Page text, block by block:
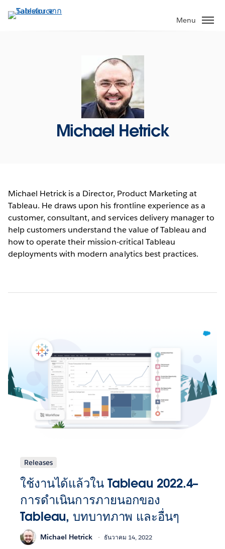
ไป
Menu
Michael Hetrick
Michael Hetrick is a Director, Product Marketing at
Tableau. He draws upon his frontline experience as a
customer, consultant, and services delivery manager to
help customers understand the value of Tableau and
how to operate their mission-critical Tableau
deployments with modern analytics best practices.
Releases
ใช้งานได้แล้วใน Tableau 2022.4–
การดำเนินการภายนอกของ
Tableau, บทบาทภาพ และอื่นๆ
Michael Hetrick ธันวาคม 14, 2022